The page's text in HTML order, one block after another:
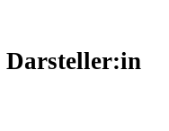
Darsteller:in